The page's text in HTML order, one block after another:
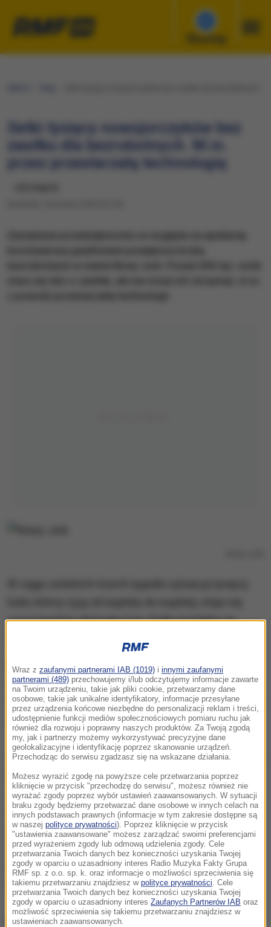
Słuchaj
Setki tysięcy nowojorczyków bez
zasiłku dla bezrobotnych. M.in.
przez przestarzałą technologię
coraz bardziej dramatyczna. Próby kontaktu ze
Nowojorskie media zwracają uwagę na archaiczny
system, który okazał się zupełnie niefunkcjonalny
wobec obecnego zalewu wniosków. Problem nie jest
nowy.
Urzędnicy stanowi już latem zeszłego roku przyznali,
że są problemy techniczne.Za relikt przeszłości
uznali komputery mainframe, których duże
organizacje używały m.in. do masowego
przetwarzania danych i transakcji, planowania
zasobów itp. Skarżyli się na programy "napisane w
latach 70. i 80. i ograniczone technologią tamtej
epoki -przypomniał "New York Times".
Kiedy w marcu setki tysięcy pracowników straciły
Wraz z zaufanymi partnerami IAB (1019) i innymi zaufanymi
partnerami (489) przechowujemy i/lub odczytujemy informacje zawarte
na Twoim urządzeniu, takie jak pliki cookie, przetwarzamy dane
osobowe, takie jak unikalne identyfikatory, informacje przesyłane
przez urządzenia końcowe niezbędne do personalizacji reklam i treści,
udostępnienie funkcji mediów społecznościowych pomiaru ruchu jak
również dla rozwoju i poprawny naszych produktów. Za Twoją zgodą
my, jak i partnerzy możemy wykorzystywać precyzyjne dane
geolokalizacyjne i identyfikację poprzez skanowanie urządzeń.
Przechodząc do serwisu zgadzasz się na wskazane działania.
Możesz wyrazić zgodę na powyższe cele przetwarzania poprzez
kliknięcie w przycisk "przechodzę do serwisu", możesz również nie
wyrażać zgody poprzez wybór ustawień zaawansowanych. W sytuacji
braku zgody będziemy przetwarzać dane osobowe w innych celach na
innych podstawach prawnych (informacje w tym zakresie dostępne są
w naszej polityce prywatności). Poprzez kliknięcie w przycisk
"ustawienia zaawansowane" możesz zarządzać swoimi preferencjami
przed wyrażeniem zgody lub odmową udzielenia zgody. Cele
przetwarzania Twoich danych bez konieczności uzyskania Twojej
zgody w oparciu o uzasadniony interes Radio Muzyka Fakty Grupa
RMF sp. z o.o. sp. k. oraz informacje o możliwości sprzeciwienia się
takiemu przetwarzaniu znajdziesz w polityce prywatności. Cele
przetwarzania Twoich danych bez konieczności uzyskania Twojej
zgody w oparciu o uzasadniony interes Zaufanych Partnerów IAB oraz
możliwość sprzeciwienia się takiemu przetwarzaniu znajdziesz w
ustawieniach zaawansowanych.